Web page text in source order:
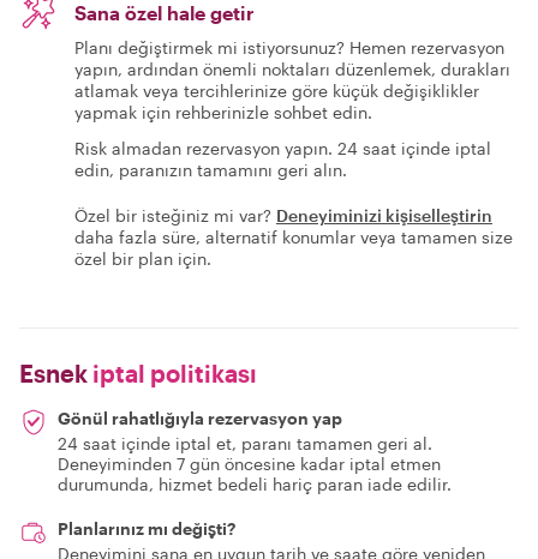
Sana özel hale getir
Planı değiştirmek mi istiyorsunuz? Hemen rezervasyon
yapın, ardından önemli noktaları düzenlemek, durakları
atlamak veya tercihlerinize göre küçük değişiklikler
yapmak için rehberinizle sohbet edin.
Risk almadan rezervasyon yapın. 24 saat içinde iptal
edin, paranızın tamamını geri alın.
Özel bir isteğiniz mi var? Deneyiminizi kişiselleştirin
daha fazla süre, alternatif konumlar veya tamamen size
özel bir plan için.
Esnek iptal politikası
Gönül rahatlığıyla rezervasyon yap
24 saat içinde iptal et, paranı tamamen geri al.
Deneyiminden 7 gün öncesine kadar iptal etmen
durumunda, hizmet bedeli hariç paran iade edilir.
Planlarınız mı değişti?
Deneyimini sana en uygun tarih ve saate göre yeniden